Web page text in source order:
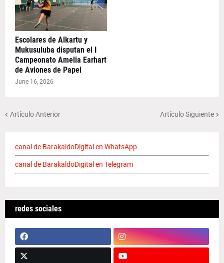
Escolares de Alkartu y
Mukusuluba disputan el I
Campeonato Amelia Earhart
de Aviones de Papel
June 16, 2026
Artículo Anterior Artículo Siguiente
canal de BarakaldoDigital en WhatsApp
canal de BarakaldoDigital en Telegram
redes sociales